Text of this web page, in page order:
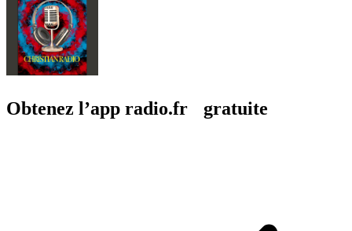
Obtenez l’app radio.fr gratuite